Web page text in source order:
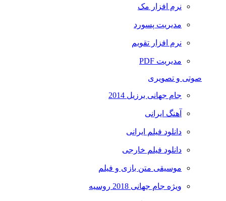
نرم افزار مک
مدیریت پسورد
نرم افزار تقویم
مدیریت PDF
صوتی و تصویری
جام جهانی برزیل 2014
آهنگ ایرانی
دانلود فیلم ایرانی
دانلود فیلم خارجی
موسیقی متن بازی و فیلم
ویژه جام جهانی 2018 روسیه